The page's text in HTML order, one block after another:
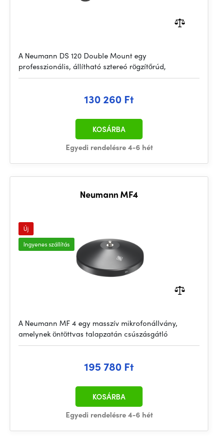
A Neumann DS 120 Double Mount egy
professzionális, állítható sztereó rögzítőrúd,
130 260 Ft
Egyedi rendelésre 4-6 hét
KOSÁRBA
Neumann MF4
Új
Ingyenes szállítás
A Neumann MF 4 egy masszív mikrofonállvány,
amelynek öntöttvas talapzatán csúszásgátló
195 780 Ft
Egyedi rendelésre 4-6 hét
KOSÁRBA